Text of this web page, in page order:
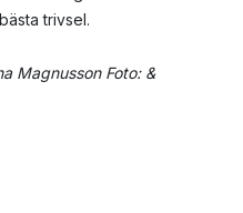
trivsel.
Magnusson Foto: &